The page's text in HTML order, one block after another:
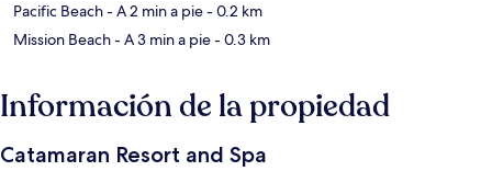
Pacific Beach- A 2 min a pie- 0.2 km
Mission Beach- A 3 min a pie- 0.3 km
Información de la propiedad
Catamaran Resort and Spa